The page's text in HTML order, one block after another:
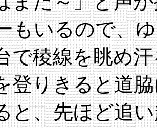
もいるので、
で稜線を眺め
りきると道脇
と、先ほど追